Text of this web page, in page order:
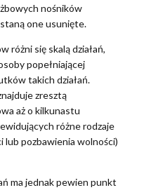
nośników
one usunięte.
różni się skalą działań,
popełniającej
takich działań.
zresztą
aż o kilkunastu
różne rodzaje
lub pozbawienia wolności)
ma jednak pewien punkt